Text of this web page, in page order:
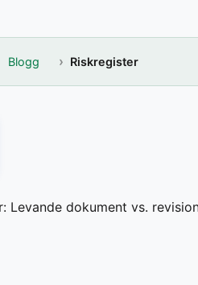
Blogg Riskregister
Levande dokument vs.